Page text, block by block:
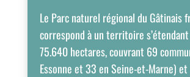
Le Parc naturel régional du Gâtinais
correspond à un territoire
75.640 hectares, couvrant 69
Essonne et 33 en Seine-et-Marne) et